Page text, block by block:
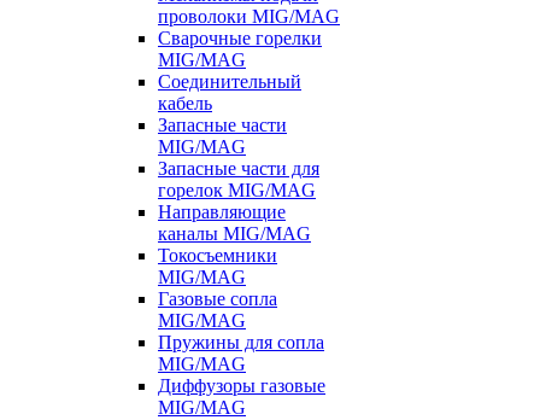
проволоки MIG/MAG
Сварочные горелки
MIG/MAG
Соединительный
кабель
Запасные части
MIG/MAG
Запасные части для
горелок MIG/MAG
Направляющие
каналы MIG/MAG
Токосъемники
MIG/MAG
Газовые сопла
MIG/MAG
Пружины для сопла
MIG/MAG
Диффузоры газовые
MIG/MAG